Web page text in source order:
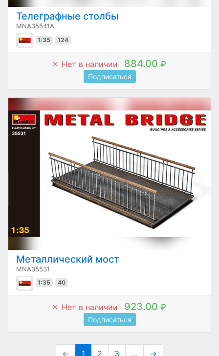
Телеграфные столбы
MNA35541A
1:35 124
Нет в наличии 884.00 ₽
Подписаться
Металлический мост
MNA35531
1:35 40
Нет в наличии 923.00 ₽
Подписаться
← 1 2 3 ... →